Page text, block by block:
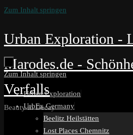
Zum Inhalt springen
Urban Exploration -
Marodes.de -
Verfalls
Beauty in Decay
Zum Inhalt springen
Urban Exploration
UrbEx Germany
Beelitz Heilstätten
Lost Places Chemnitz